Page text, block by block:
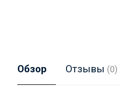
Обзор Отзывы (0)